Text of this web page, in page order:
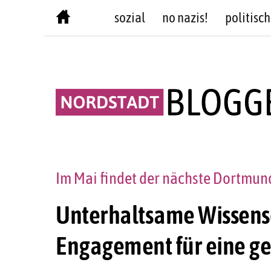
sozial no nazis! politisch
Unterhaltsame
Engagement für eine
Im Mai findet der nächste